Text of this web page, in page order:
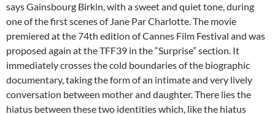
says Gainsbourg Birkin, with a sweet and quiet tone, during
one of the first scenes of Jane Par Charlotte. The movie
premiered at the 74th edition of Cannes Film Festival and was
proposed again at the TFF39 in the “Surprise” section. It
immediately crosses the cold boundaries of the biographic
documentary, taking the form of an intimate and very lively
conversation between mother and daughter. There lies the
hiatus between these two identities which, like the hiatus